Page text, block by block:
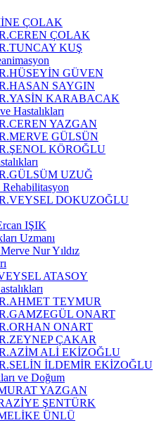
ÇOLAK
ÇOLAK
KUŞ
GÜVEN
SAYGIN
KARABACAK
Hastalıkları
YAZGAN
GÜLSÜN
KÖROĞLU
UZUĞ
DOKUZOĞLU
IŞIK
Uzmanı
Nur Yıldız
ATASOY
TEYMUR
ONART
ONART
ÇAKAR
ALİ EKİZOĞLU
İLDEMİR EKİZOĞLU
ve Doğum
YAZGAN
ŞENTÜRK
ÜNLÜ